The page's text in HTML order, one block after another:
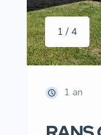
1 / 4
1 an